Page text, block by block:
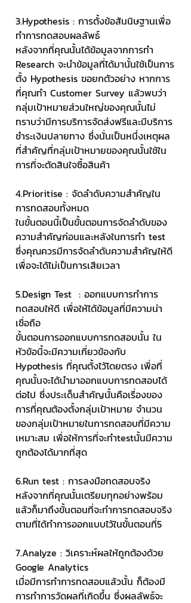
3.Hypothesis : การตั้งข้อสันนิษฐานเพื่อ
ทำการทดสอบผลลัพธ์
หลังจากที่คุณนั้นได้ข้อมูลจากการทำ
Research จะนำข้อมูลที่ได้มานั้นใช้เป็นการ
ตั้ง Hypothesis ขอยกตัวอย่าง หากการ
ที่คุณทำ Customer Survey แล้วพบว่า
กลุ่มเป้าหมายส่วนใหญ่ของคุณนั้นไม่
ทราบว่ามีการบริการจัดส่งฟรีและมีบริการ
ชำระเงินปลายทาง ซึ่งนั่นเป็นหนึ่งเหตุผล
ที่สำคัญที่กลุ่มเป้าหมายของคุณนั้นใช้ใน
การที่จะตัดสินใจซื้อสินค้า
4.Prioritise : จัดลำดับความสำคัญใน
การทดสอบทั้งหมด
ในขั้นตอนนี้เป็นขั้นตอนการจัดลำดับของ
ความสำคัญก่อนและหลังในการทำ test
ซึ่งคุณควรมีการจัดลำดับความสำคัญให้ดี
เพื่อจะได้ไม่เป็นการเสียเวลา
5.Design Test  : ออกแบบการทำการ
ทดสอบให้ดี เพื่อให้ได้ข้อมูลที่มีความน่า
เชื่อถือ
ขั้นตอนการออกแบบการทดสอบนั้น ใน
หัวข้อนี้จะมีความเกี่ยวข้องกับ
Hypothesis ที่คุณตั้งไว้โดยตรง เพื่อที่
คุณนั้นจะได้นำมาออกแบบการทดสอบได้
ต่อไป ซึ่งประเด็นสำคัญนั้นคือเรื่องของ
การที่คุณต้องตั้งกลุ่มเป้าหมาย จำนวน
ของกลุ่มเป้าหมายในการทดสอบที่มีความ
เหมาะสม เพื่อให้การที่จะทำtestนั้นมีความ
ถูกต้องได้มากที่สุด
6.Run test : การลงมือทดสอบจริง
หลังจากที่คุณนั้นเตรียมทุกอย่างพร้อม
แล้วก็มาถึงขั้นตอนที่จะทำการทดสอบจริง
ตามที่ได้ทำการออกแบบไว้ในขั้นตอนที่5
7.Analyze : วิเคราะห์ผลให้ถูกต้องด้วย
Google Analytics
เมื่อมีการทำการทดสอบแล้วนั้น ก็ต้องมี
การทำการวัดผลที่เกิดขึ้น ซึ่งผลลัพธ์จะ